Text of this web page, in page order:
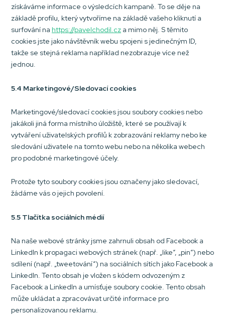
získáváme informace o výsledcích kampaně. To se děje na
základě profilu, který vytvoříme na základě vašeho kliknutí a
surfování na https://pavelchodil.cz a mimo něj. S těmito
cookies jste jako návštěvník webu spojeni s jedinečným ID,
takže se stejná reklama například nezobrazuje více než
jednou.
5.4 Marketingové/Sledovací cookies
Marketingové/sledovací cookies jsou soubory cookies nebo
jakákoli jiná forma místního úložiště, které se používají k
vytváření uživatelských profilů k zobrazování reklamy nebo ke
sledování uživatele na tomto webu nebo na několika webech
pro podobné marketingové účely.
Protože tyto soubory cookies jsou označeny jako sledovací,
žádáme vás o jejich povolení.
5.5 Tlačítka sociálních médií
Na naše webové stránky jsme zahrnuli obsah od Facebook a
LinkedIn k propagaci webových stránek (např. „like“, „pin“) nebo
sdílení (např. „tweetování“) na sociálních sítích jako Facebook a
LinkedIn. Tento obsah je vložen s kódem odvozeným z
Facebook a LinkedIn a umísťuje soubory cookie. Tento obsah
může ukládat a zpracovávat určité informace pro
personalizovanou reklamu.